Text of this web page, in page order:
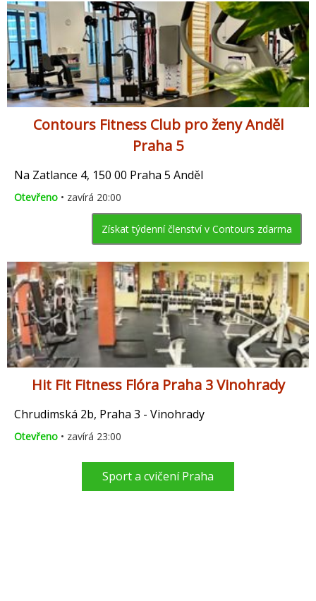
Contours Fitness Club pro ženy Anděl
Praha 5
Na Zatlance 4, 150 00 Praha 5 Anděl
Otevřeno • zavírá 20:00
Získat týdenní členství v Contours zdarma
Hit Fit Fitness Flóra Praha 3 Vinohrady
Chrudimská 2b, Praha 3 - Vinohrady
Otevřeno • zavírá 23:00
Sport a cvičení Praha